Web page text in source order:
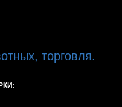
торговля.